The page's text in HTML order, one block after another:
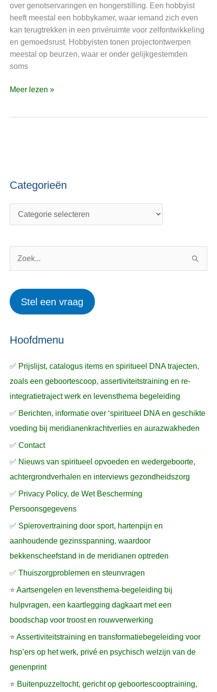
over genotservaringen en hongerstilling. Een hobbyist
heeft meestal een hobbykamer, waar iemand zich even
kan terugtrekken in een privéruimte voor zelfontwikkeling
en gemoedsrust. Hobbyisten tonen projectontwerpen
meestal op beurzen, waar er onder gelijkgestemden
soms
moodboard
Meer lezen »
Categorieën
C
g
e
n
e
k
a
r
:
Stel een vraag
Hoofdmenu
✅ Prijslijst, catalogus items en spiritueel DNA trajecten,
zoals een geboortescoop, assertiviteitstraining en re-
integratietraject werk en levensthema begeleiding
✅ Berichten, informatie over ‘spiritueel DNA en geschikte
voeding bij meridianenkrachtverlies en aurazwakheden
✅ Contact
✅ Nieuws van spiritueel opvoeden en wedergeboorte,
achtergrondverhalen en interviews gezondheidszorg
✅ Privacy Policy, de Wet Bescherming
Persoonsgegevens
✅ Spierovertraining door sport, hartenpijn en
aanhoudende gezinsspanning, waardoor
bekkenscheefstand in de meridianen optreden
✅ Thuiszorgproblemen en steunvragen
⭐ Aartsengelen en levensthema-begeleiding bij
hulpvragen, een kaartlegging dagkaart met een
boodschap voor troost en rouwverwerking
⭐ Assertiviteitstraining en transformatiebegeleiding voor
hsp’ers op het werk, privé en psychisch welzijn van de
genenprint
⭐ Buitenpuzzeltocht, gericht op geboortescooptraining,
O
r
p
n